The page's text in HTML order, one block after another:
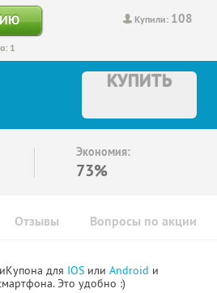
Купили: 108
1
КУПИТЬ
Экономия:
73%
Отзывы Вопросы по акции
для IOS или Android и
Это удобно :)